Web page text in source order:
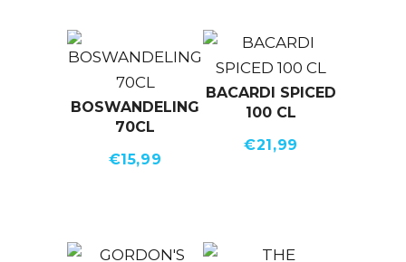
BOSWANDELING
70CL
€15,99
BACARDI SPICED
100 CL
€21,99